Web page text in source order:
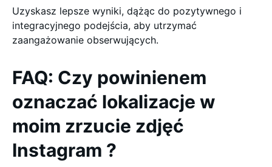
Uzyskasz lepsze wyniki, dążąc do pozytywnego i
integracyjnego podejścia, aby utrzymać
zaangażowanie obserwujących.
FAQ: Czy powinienem
oznaczać lokalizacje w
moim zrzucie zdjęć
Instagram ?